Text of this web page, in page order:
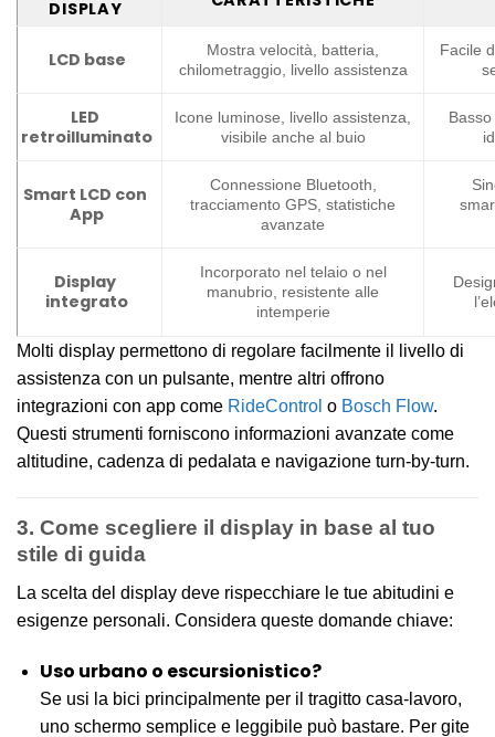
DISPLAY
LCD base
Mostra velocità, batteria,
chilometraggio, livello assistenza
Facile
LED
retroilluminato
Icone luminose, livello assistenza,
visibile anche al buio
Smart LCD con
App
Connessione Bluetooth,
tracciamento GPS, statistiche
avanzate
Display
integrato
Incorporato nel telaio o nel
manubrio, resistente alle
intemperie
Molti display permettono di regolare facilmente il livello di
assistenza con un pulsante, mentre altri offrono
integrazioni con app come RideControl o Bosch Flow.
Questi strumenti forniscono informazioni avanzate come
altitudine, cadenza di pedalata e navigazione turn-by-turn.
3. Come scegliere il display in base al tuo
stile di guida
La scelta del display deve rispecchiare le tue abitudini e
esigenze personali. Considera queste domande chiave:
Uso urbano o escursionistico?
Se usi la bici principalmente per il tragitto casa-lavoro,
uno schermo semplice e leggibile può bastare. Per gite